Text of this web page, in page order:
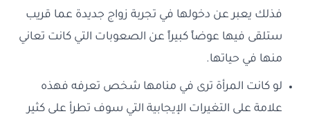
فذلك يعبر عن دخولها في تجربة زواج جديدة عما قريب
ستلقى فيها عوضاً كبيراً عن الصعوبات التي كانت تعاني
منها في حياتها.
لو كانت المرأة ترى في منامها شخص تعرفه فهذه
علامة على التغيرات الإيجابية التي سوف تطرأ على كثير